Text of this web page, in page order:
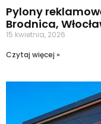
Pylony
Brodnica,
15 kwietnia, 2026
Czytaj więcej »